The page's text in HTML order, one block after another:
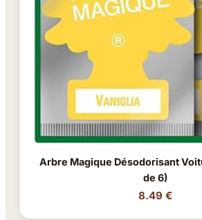
Arbre Magique Désodorisant
de 6)
8.49 €